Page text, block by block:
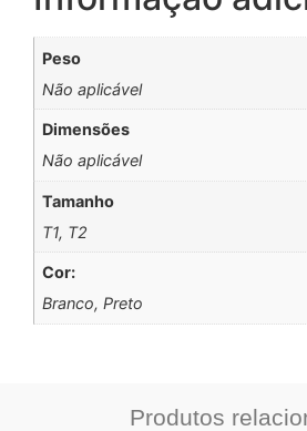
Peso
Não aplicável
Dimensões
Não aplicável
Tamanho
T1, T2
Cor:
Branco, Preto
Produtos